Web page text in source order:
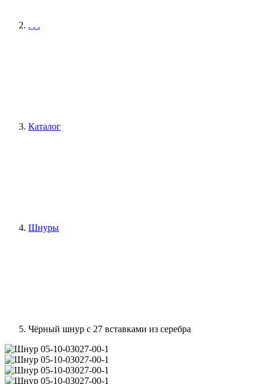
. . .
Каталог
Шнуры
Чёрный шнур с 27 вставками из серебра